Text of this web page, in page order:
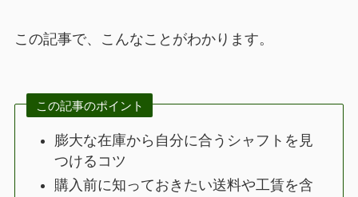
この記事で、こんなことがわかります。
この記事のポイント
膨大な在庫から自分に合うシャフトを見
つけるコツ
購入前に知っておきたい送料や工賃を含